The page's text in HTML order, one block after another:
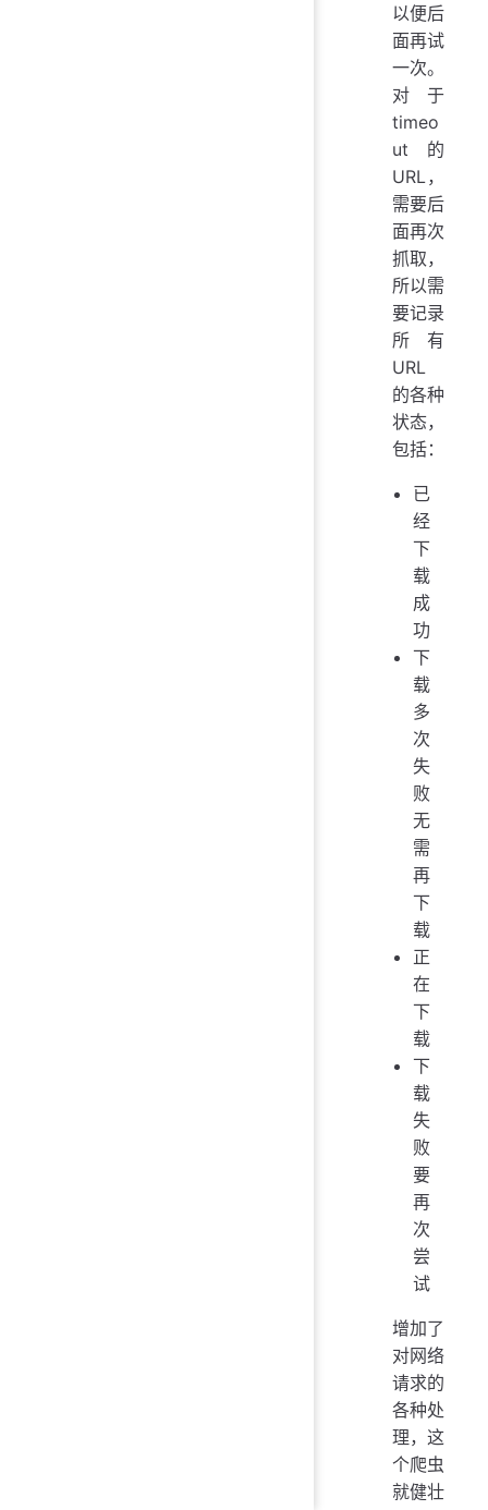
以便后
面再试
一次。
对于
timeo
ut 的
URL，
需要后
面再次
抓取，
所以需
要记录
所有
URL
的各种
状态，
包括：
已
经
下
载
成
功
下
载
多
次
失
败
无
需
再
下
载
正
在
下
载
下
载
失
败
要
再
次
尝
试
增加了
对网络
请求的
各种处
理，这
个爬虫
就健壮